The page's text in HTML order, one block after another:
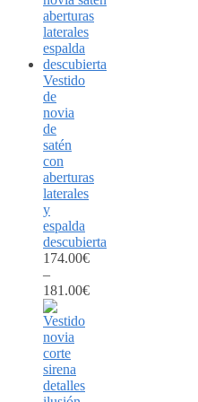
Vestido
de
novia
de
satén
con
aberturas
laterales
y
espalda
descubierta
174.00€
–
181.00€